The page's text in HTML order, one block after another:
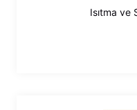
Isıtma ve